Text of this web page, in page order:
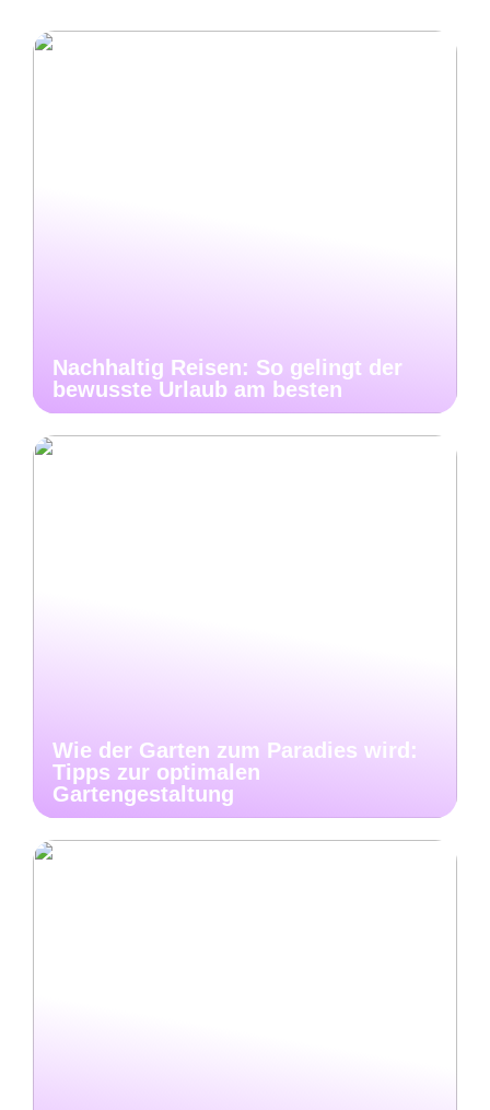
Nachhaltig Reisen: So gelingt der
bewusste Urlaub am besten
Wie der Garten zum Paradies wird:
Tipps zur optimalen
Gartengestaltung